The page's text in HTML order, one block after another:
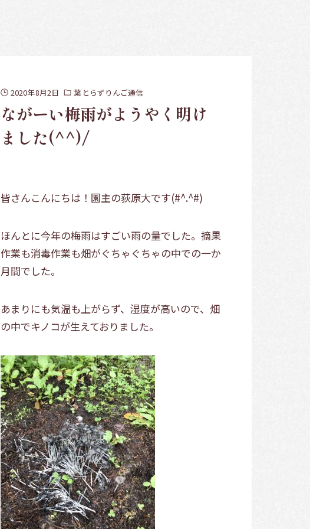
2020年8月2日 葉とらずりんご通信
ながーい梅雨がようやく明け
ました(^^)/
皆さんこんにちは！園主の荻原大です(#^.^#)
ほんとに今年の梅雨はすごい雨の量でした。摘果
作業も消毒作業も畑がぐちゃぐちゃの中での一か
月間でした。
あまりにも気温も上がらず、湿度が高いので、畑
の中でキノコが生えておりました。